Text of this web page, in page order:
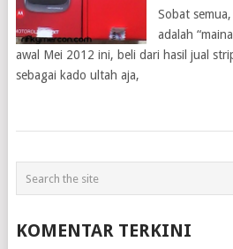
Sobat
adalah
awal Mei 2012 ini, beli dari hasil jual
sebagai kado ultah aja,
KOMENTAR TERKINI